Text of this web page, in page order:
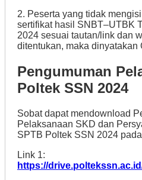
2. Peserta yang tidak
sertifikat hasil SNBT–UTBK
2024 sesuai tautan/link dan
ditentukan, maka dinyatakan
Pengumuman
Poltek SSN 2024
Sobat dapat mendownload
Pelaksanaan SKD dan
SPTB Poltek SSN 2024
Link 1:
https://